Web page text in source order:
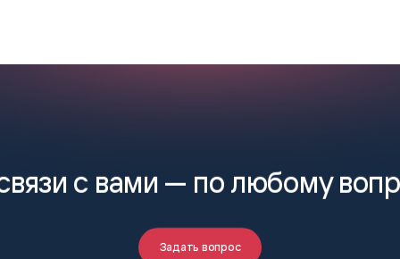
с вами — по любому
Задать вопрос